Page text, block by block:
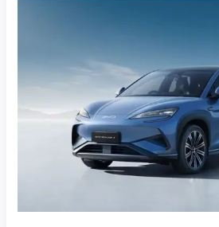
Spesifikasi
Harga